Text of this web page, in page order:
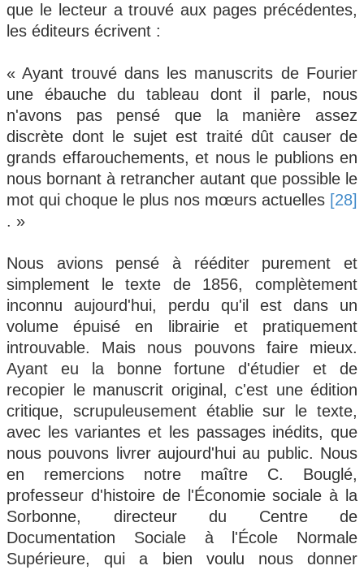
que le lecteur a trouvé aux pages précédentes,
les éditeurs écrivent :
« Ayant trouvé dans les manuscrits de Fourier
une ébauche du tableau dont il parle, nous
n'avons pas pensé que la manière assez
discrète dont le sujet est traité dût causer de
grands effarouchements, et nous le publions en
nous bornant à retrancher autant que possible le
mot qui choque le plus nos mœurs actuelles [28]
. »
Nous avions pensé à rééditer purement et
simplement le texte de 1856, complètement
inconnu aujourd'hui, perdu qu'il est dans un
volume épuisé en librairie et pratiquement
introuvable. Mais nous pouvons faire mieux.
Ayant eu la bonne fortune d'étudier et de
recopier le manuscrit original, c'est une édition
critique, scrupuleusement établie sur le texte,
avec les variantes et les passages inédits, que
nous pouvons livrer aujourd'hui au public. Nous
en remercions notre maître C. Bouglé,
professeur d'histoire de l'Économie sociale à la
Sorbonne, directeur du Centre de
Documentation Sociale à l'École Normale
Supérieure, qui a bien voulu nous donner